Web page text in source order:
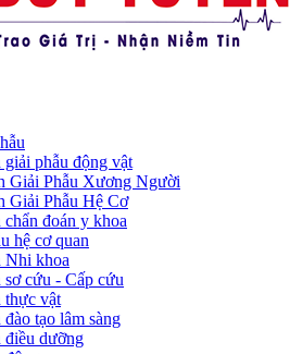
phẫu động vật
Giải Phẫu Xương Người
Giải Phẫu Hệ Cơ
đoán y khoa
hệ cơ quan
Nhi khoa
cứu - Cấp cứu
thực vật
tạo lâm sàng
dưỡng